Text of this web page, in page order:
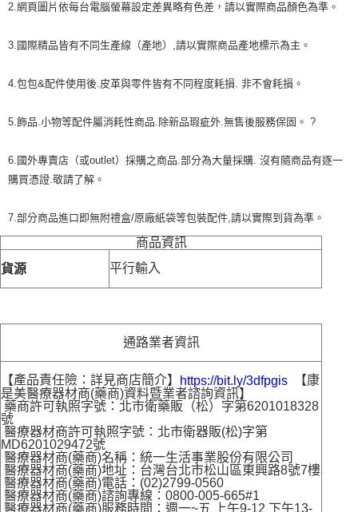
2.網頁圖片依每台電腦螢幕設定差異略有色差，請以實際商品顏色為準。
3.國際精品皆有不同生產線（產地）,請以實際商品產地標示為主。
4.包包&配件使用後.皮革與零件皆有不同程度耗損. 非不會耗損。
5.飾品.小物等配件屬消耗性商品.除新品瑕疵外.無售後服務保固。 ?
6.國外專賣店（或outlet）採購之商品.部分為大量採購. 沒有隨商品有逐一
購買憑證.敬請了解。
7.部分商品進口即無附禮盒/原廠紙袋等包裝配件,請以實際到貨為準。
商品資訊
貨源
平行輸入
通路業者資訊
【產品責任險：詳見商店簡介】 https://bit.ly/3dfpgis 【康
是美醫療器材商(藥商)資料暨業者諮詢資訊】
藥商許可執照字號：北市衛藥販（松）字第6201018328
號
醫療器材商許可執照字號：北市衛器販(松)字第
MD6201029472號
醫療器材商(藥商)名稱：統一生活事業股份有限公司
醫療器材商(藥商)地址：台灣台北市松山區東興路8號7樓
醫療器材商(藥商)電話：(02)2799-0560
醫療器材商(藥商)諮詢專線：0800-005-665#1
醫療器材商(藥商)服務時間：週一~五 上午9-12 下午13-